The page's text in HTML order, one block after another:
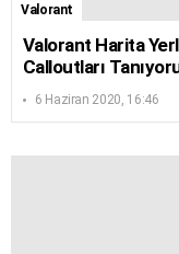
Valorant
Valorant Harita
Calloutları
6 Haziran 2020, 16:46